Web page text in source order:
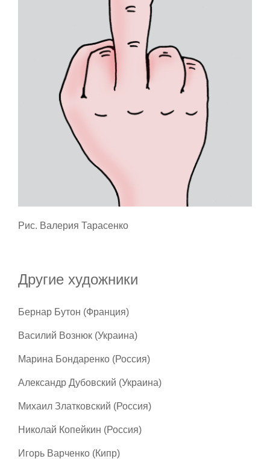
Рис. Валерия Тарасенко
Другие художники
Бернар Бутон (Франция)
Василий Вознюк (Украина)
Марина Бондаренко (Россия)
Александр Дубовский (Украина)
Михаил Златковский (Россия)
Николай Копейкин (Россия)
Игорь Варченко (Кипр)